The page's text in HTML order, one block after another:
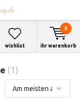
wishlist ihr warenkorb
0
(1)